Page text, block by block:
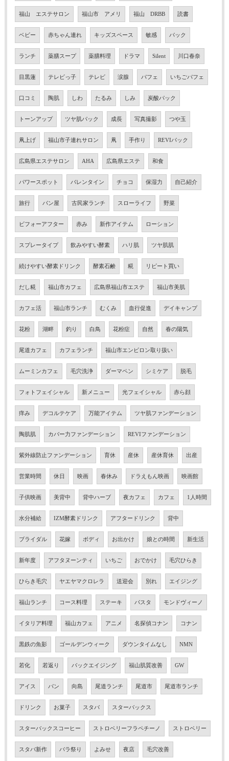
福山 エステサロン 福山市 アメリ 福山 DRBB 読書
ベビー 赤ちゃん連れ キッズスペース 敏感 パック
ランチ 薬膳スープ 薬膳料理 ドラマ Silent 川口春奈
目黒蓮 テレビっ子 テレビ 涙腺 パフェ いちごパフェ
口コミ 陶肌 しわ たるみ しみ 炭酸パック
トーンアップ ツヤ肌パック 成長 写真撮影 つや玉
凧上げ 福山市子連れサロン 凧 手作り REVIパック
広島県エステサロン AHA 広島県エステ 和食
パワースポット バレンタイン チョコ 保湿力 自己紹介
旅行 パン屋 古民家ランチ スローライフ 野菜
ビフォーアフター 赤み 新作アイテム ローション
スプレータイプ 飲みやすい酵素 ハリ肌 ツヤ肌肌
続けやすい酵素ドリンク 酵素石鹸 糀 リピート買い
だし糀 福山市カフェ 広島県福山市エステ 福山市美肌
カフェ活 福山市ランチ むくみ 血行促進 デイキャンプ
花粉 湖畔 釣り 白鳥 花粉症 自然 春の陽気
尾道カフェ カフェランチ 福山市エンビロン取り扱い
ムーミンカフェ 毛穴洗浄 ダーマペン シミケア 脱毛
フォトフェイシャル 新メニュー 光フェイシャル 赤ら顔
痒み デコルテケア 万能アイテム ツヤ肌ファンデーション
陶肌肌 カバー力ファンデーション REVIファンデーション
紫外線防止ファンデーション 育休 産休 産休育休 出産
営業時間 休日 映画 春休み ドラえもん映画 映画館
子供映画 美背中 背中ハーブ 夜カフェ カフェ 1人時間
水分補給 IZM酵素ドリンク アフタードリンク 背中
ブライダル 花嫁 ボディ お出かけ 娘との時間 新生活
新年度 アフタヌーンティ いちご おでかけ 毛穴ひらき
ひらき毛穴 ヤエヤマクロレラ 送迎会 別れ エイジング
福山ランチ コース料理 ステーキ パスタ モンドヴィーノ
イタリア料理 福山カフェ アニメ 名探偵コナン コナン
黒鉄の魚影 ゴールデンウィーク ダウンタイムなし NMN
若化 若返り バックエイジング 福山肌質改善 GW
アイス パン 向島 尾道ランチ 尾道市 尾道市ランチ
ドリンク お菓子 スタバ スターバックス
スターバックスコーヒー ストロベリーフラペチーノ ストロベリー
スタバ新作 バラ祭り よみせ 夜店 毛穴改善